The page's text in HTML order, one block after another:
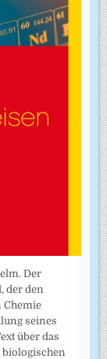
Der
der den
Chemie
seines
über das
biologischen